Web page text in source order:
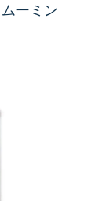
ーミン